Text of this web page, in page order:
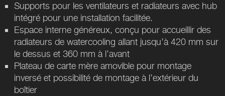
Supports pour les ventilateurs et radiateurs avec hub
intégré pour une installation facilitée.
Espace interne généreux, conçu pour accueillir des
radiateurs de watercooling allant jusqu’à 420 mm sur
le dessus et 360 mm à l’avant
Plateau de carte mère amovible pour montage
inversé et possibilité de montage à l’extérieur du
boîtier